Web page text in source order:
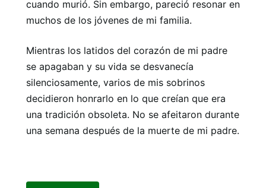
cuando murió. Sin embargo, pareció resonar en
muchos de los jóvenes de mi familia.
Mientras los latidos del corazón de mi padre
se apagaban y su vida se desvanecía
silenciosamente, varios de mis sobrinos
decidieron honrarlo en lo que creían que era
una tradición obsoleta. No se afeitaron durante
una semana después de la muerte de mi padre.